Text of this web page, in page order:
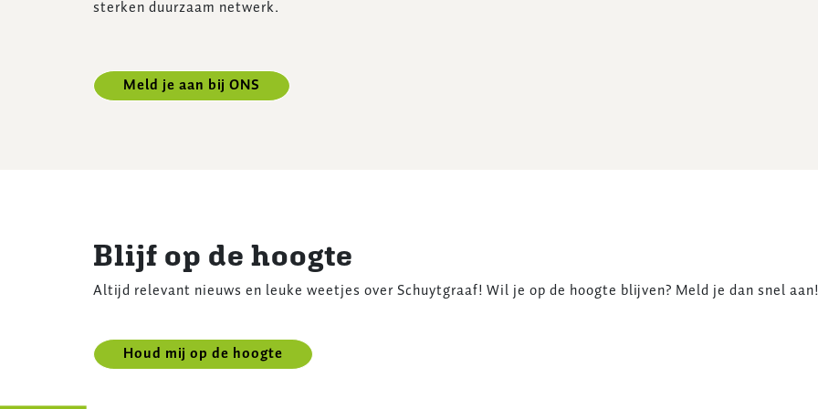
sterken duurzaam netwerk.
Meld je aan bij ONS
Blijf op de hoogte
Altijd relevant nieuws en leuke weetjes over Schuytgraaf! Wil je op de hoogte blijven? Meld je dan snel aan!
Houd mij op de hoogte